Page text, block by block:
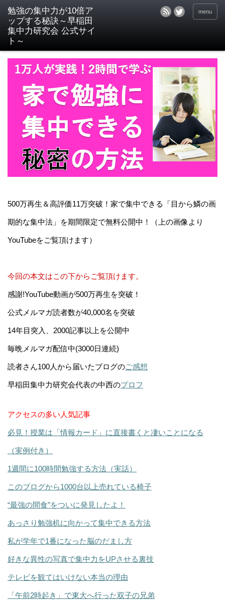
menu
500万再生＆高評価11万突破！家で集中できる「目から鱗の画
期的な集中法」を期間限定で無料公開中！（上の画像より
YouTubeをご覧頂けます）
今回の本文はこの下からご覧頂けます。
感謝!YouTube動画が500万再生を突破！
公式メルマガ読者数が40,000名を突破
14年目突入、2000記事以上を公開中
毎晩メルマガ配信中(3000日連続)
読者さん100人から届いたブログのご感想
早稲田集中力研究会代表の中西のプロフ
アクセスの多い人気記事
必見！授業は「情報カード」に直接書くと凄いことになる
（実例付き）
1週間に100時間勉強する方法（実話）
このブログから1000台以上売れている椅子
“最強の間食”をついに発見したよ！
あっさり勉強机に向かって集中できる方法
私が学年で1番になった脳のだまし方
好きな異性の写真で集中力をUPさせる裏技
テレビを観てはいけない本当の理由
「午前2時起き」で東大へ行った双子の兄弟